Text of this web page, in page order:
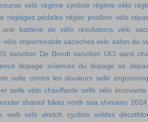
vélo régime cycliste régime vélo
réglages pédales régler position vélo
une batterie de vélo
résolutions vélo
vélo imperméable sacoches vélo salon du
sanction De Bondt sanction UCI sans
dopage sciences du dopage se
selle contre les douleurs selle
selle vélo chauffante selle vélo innovante
shared bikes north sea shimano 2024
web vélo sketch cycliste soldes